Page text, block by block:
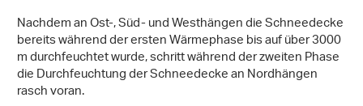
Nachdem an Ost-, Süd- und Westhängen die Schneedecke
bereits während der ersten Wärmephase bis auf über 3000
m durchfeuchtet wurde, schritt während der zweiten Phase
die Durchfeuchtung der Schneedecke an Nordhängen
rasch voran.